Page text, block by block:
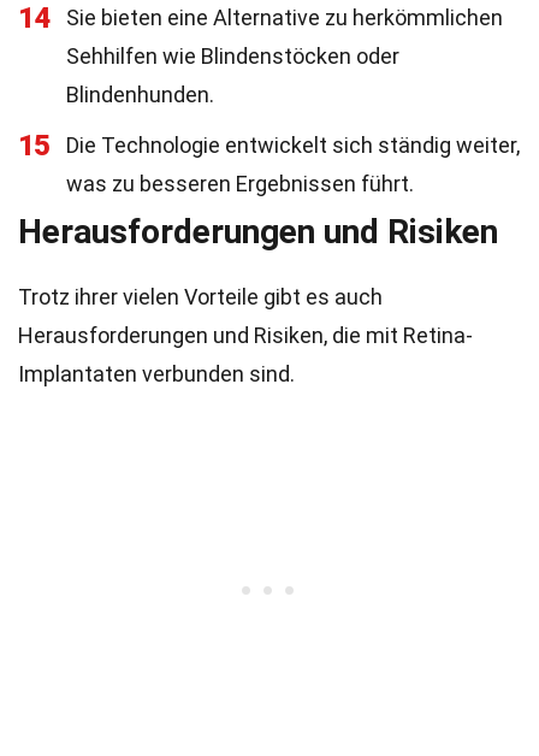
14
Sie bieten eine Alternative zu herkömmlichen
Sehhilfen wie Blindenstöcken oder
Blindenhunden.
15
Die Technologie entwickelt sich ständig weiter,
was zu besseren Ergebnissen führt.
Herausforderungen und Risiken
Trotz ihrer vielen Vorteile gibt es auch
Herausforderungen und Risiken, die mit Retina-
Implantaten verbunden sind.